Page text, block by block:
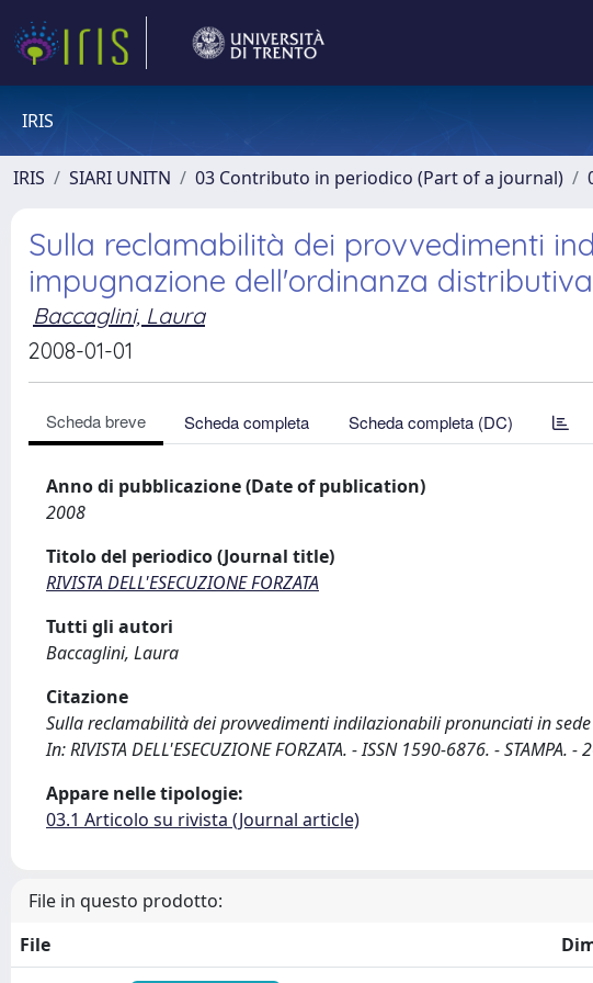
IRIS
IRIS SIARI UNITN 03 Contributo in periodico (Part of a journal)
Sulla reclamabilità dei provvedimenti
impugnazione dell'ordinanza distributiva
Baccaglini, Laura
2008-01-01
Scheda breve Scheda completa Scheda completa (DC)
Anno di pubblicazione (Date of publication)
2008
Titolo del periodico (Journal title)
RIVISTA DELL'ESECUZIONE FORZATA
Tutti gli autori
Baccaglini, Laura
Citazione
Sulla reclamabilità dei provvedimenti indilazionabili pronunciati in
In: RIVISTA DELL'ESECUZIONE FORZATA. - ISSN 1590-6876. - STAMPA.
Appare nelle tipologie:
03.1 Articolo su rivista (Journal article)
File in questo prodotto:
File